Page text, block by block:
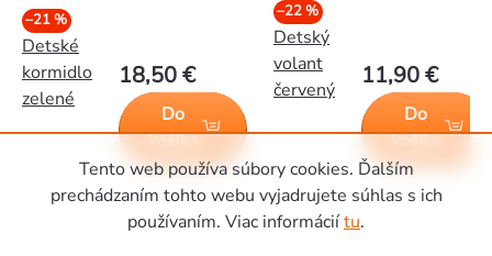
Tento web používa súbory cookies. Ďalším
prechádzaním tohto webu vyjadrujete súhlas s ich
používaním. Viac informáciítu.
–21 %
Detské
kormidlo
zelené
18,50 €
Do
košíka
–22 %
Detský
volant
červený
11,90 €
Do
košíka